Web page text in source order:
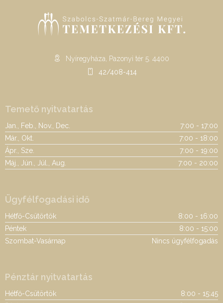
Nyíregyháza, Pazonyi tér 5. 4400
42/408-414
Temető nyitvatartás
Jan., Feb., Nov., Dec.
7:00 - 17:00
Már., Okt.
7:00 - 18:00
Ápr., Sze.
7:00 - 19:00
Máj., Jún., Júl., Aug.
7:00 - 20:00
Ügyfélfogadási idő
Hétfő-Csütörtök
8:00 - 16:00
Péntek
8:00 - 15:00
Szombat-Vasárnap
Nincs ügyfélfogadás
Pénztár nyitvatartás
Hétfő-Csütörtök
8:00 - 15:45